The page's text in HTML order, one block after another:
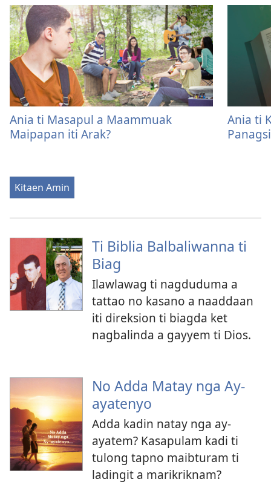
Ania ti Masapul a Maammuak
Maipapan iti Arak?
Ania ti
Kitaen Amin
Ti Biblia Balbaliwanna ti
Biag
Ilawlawag ti nagduduma a
tattao no kasano a naaddaan
iti direksion ti biagda ket
nagbalinda a gayyem ti Dios.
No Adda Matay nga Ay-
ayatenyo
Adda kadin natay nga ay-
ayatem? Kasapulam kadi ti
tulong tapno maibturam ti
ladingit a marikriknam?